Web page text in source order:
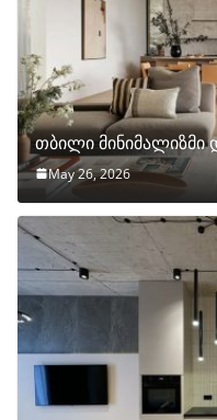
თბილი მინიმალიზმი
May 26, 2026